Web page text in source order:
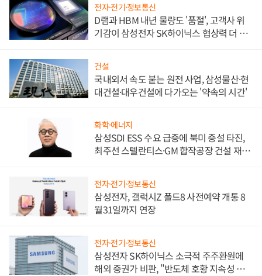
전자·전기·정보통신
D램과 HBM 내년 물량도 '품절', 고객사 위
기감이 삼성전자 SK하이닉스 협상력 더 키
건설
국내외서 속도 붙는 원전 사업, 삼성물산·현
대건설·대우건설에 다가오는 '약속의 시간'
화학·에너지
삼성SDI ESS 수요 급증에 북미 증설 타진,
최주선 스텔란티스·GM 합작공장 건설 재추
전자·전기·정보통신
삼성전자, 갤럭시Z 폴드8 사전예약 개통 8
월31일까지 연장
전자·전기·정보통신
삼성전자 SK하이닉스 소극적 주주환원에
해외 증권가 비판, "반도체 호황 지속성 의